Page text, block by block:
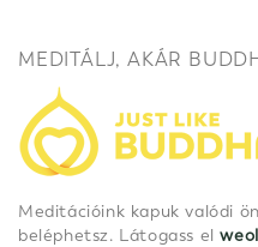
MEDITÁLJ, AKÁR
Meditációink kapuk valódi
beléphetsz. Látogass el